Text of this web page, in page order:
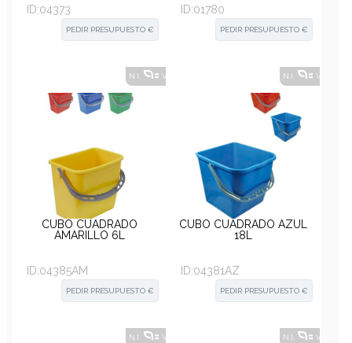
ID:04373
PEDIR PRESUPUESTO €
ID:01780
PEDIR PRESUPUESTO €
N.I. VER ALTERNATIVAS
CUBO CUADRADO
AMARILLO 6L
ID:04385AM
PEDIR PRESUPUESTO €
N.I. VER
CUBO CUADRADO AZUL
18L
ID:04381AZ
PEDIR PRESUPUESTO €
N.I. VER ALTERNATIVAS N.I. VER